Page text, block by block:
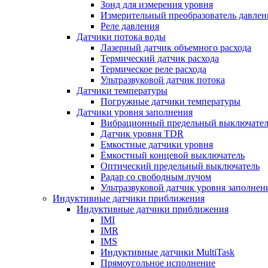
Зонд для измерения уровня
Измерительный преобразователь
Реле давления
Датчики потока воды
Лазерный датчик объемного расхода
Термический датчик расхода
Термическое реле расхода
Ультразвуковой датчик потока
Датчики температуры
Погружные датчики температуры
Датчики уровня заполнения
Вибрационный предельный
Датчик уровня TDR
Емкостные датчики уровня
Ёмкостный концевой выключатель
Оптический предельный выключатель
Радар со свободным лучом
Ультразвуковой датчик уровня
Индуктивные датчики приближения
Индуктивные датчики приближения
IMI
IMR
IMS
Индуктивные датчики MultiTask
Прямоугольное исполнение